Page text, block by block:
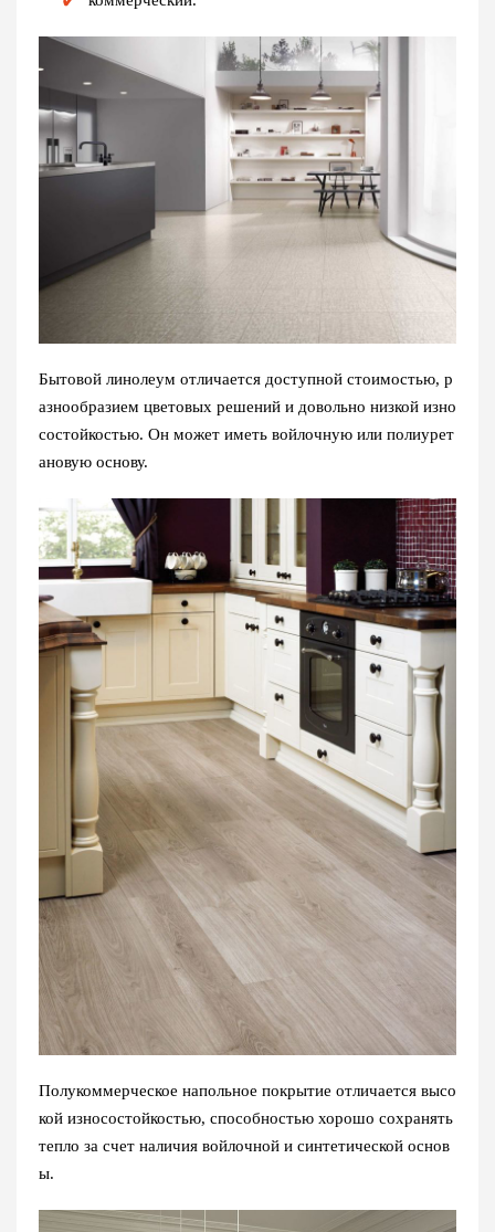
Бытовой линолеум отличается доступной стоимостью, р
азнообразием цветовых решений и довольно низкой изно
состойкостью. Он может иметь войлочную или полиурет
ановую основу.
Полукоммерческое напольное покрытие отличается высо
кой износостойкостью, способностью хорошо сохранять
тепло за счет наличия войлочной и синтетической основ
ы.